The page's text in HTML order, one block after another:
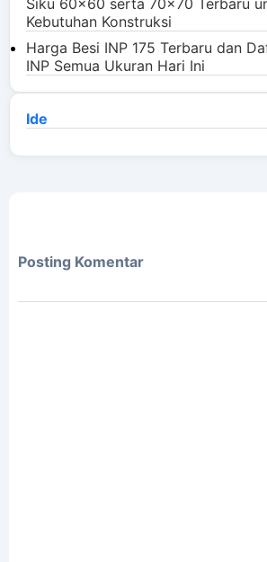
Siku 60x60 serta 70x70 Terbaru
Kebutuhan Konstruksi
Harga Besi INP 175 Terbaru dan
INP Semua Ukuran Hari Ini
Ide
Posting Komentar